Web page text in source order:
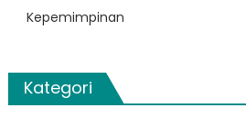
Kepemimpinan
Kategori